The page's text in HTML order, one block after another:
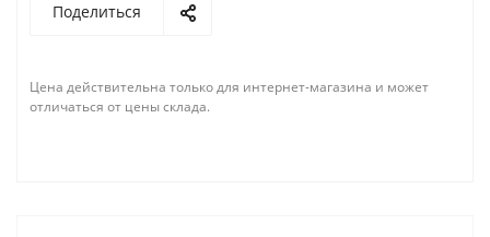
Поделиться
Цена действительна только для интернет-магазина и может
отличаться от цены склада.